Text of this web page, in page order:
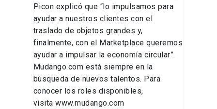
Picon explicó que “lo impulsamos para
ayudar a nuestros clientes con el
traslado de objetos grandes y,
finalmente, con el Marketplace queremos
ayudar a impulsar la economía circular”.
Mudango.com está siempre en la
búsqueda de nuevos talentos. Para
conocer los roles disponibles,
visita www.mudango.com